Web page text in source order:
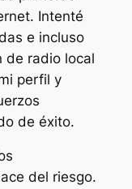
Intenté
e incluso
de radio local
perfil y
de éxito.
del riesgo.